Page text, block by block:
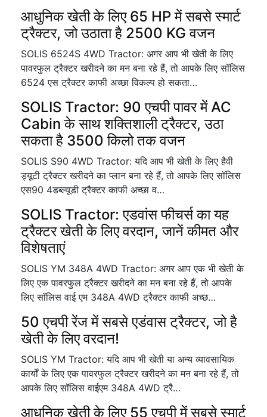
आधुनिक खेती के लिए 65 HP में सबसे स्मार्ट
ट्रैक्टर, जो उठाता है 2500 KG वजन
SOLIS 6524S 4WD Tractor: अगर आप भी खेती के लिए
पावरफुल ट्रैक्टर खरीदने का मन बना रहे हैं, तो आपके लिए सॉलिस
6524 एस ट्रैक्टर काफी अच्छा विकल्प हो सकता…
SOLIS Tractor: 90 एचपी पावर में AC
Cabin के साथ शक्तिशाली ट्रैक्टर, उठा
सकता है 3500 किलो तक वजन
SOLIS S90 4WD Tractor: यदि आप भी खेती के लिए हैवी
ड्यूटी ट्रैक्टर खरीदने का प्लान बना रहे हैं, तो आपके लिए सॉलिस
एस90 4डब्ल्यूडी ट्रैक्टर काफी अच्छा व…
SOLIS Tractor: एडवांस फीचर्स का यह
ट्रैक्टर खेती के लिए वरदान, जानें कीमत और
विशेषताएं
SOLIS YM 348A 4WD Tractor: अगर आप एक भी खेती के
लिए एक पावरफुल ट्रैक्टर खरीदने का मन बना रहे हैं, तो आपके
लिए सॉलिस वाई एम 348A 4WD ट्रैक्टर काफी अच्छ…
50 एचपी रेंज में सबसे एडंवास ट्रैक्टर, जो है
खेती के लिए वरदान!
SOLIS YM Tractor: यदि आप भी खेती या अन्य व्यावसायिक
कार्यों के लिए एक पावरफुल ट्रैक्टर खरीदने का मन बना रहे हैं, तो
आपके लिए सॉलिस वाईएम 348A 4WD ट्रै…
आधुनिक खेती के लिए 55 एचपी में सबसे स्मार्ट